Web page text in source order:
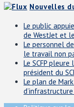
Nouvelles
Le public
de WestJet et
Le personnel
le travail non
Le SCFP
président du
Le plan de